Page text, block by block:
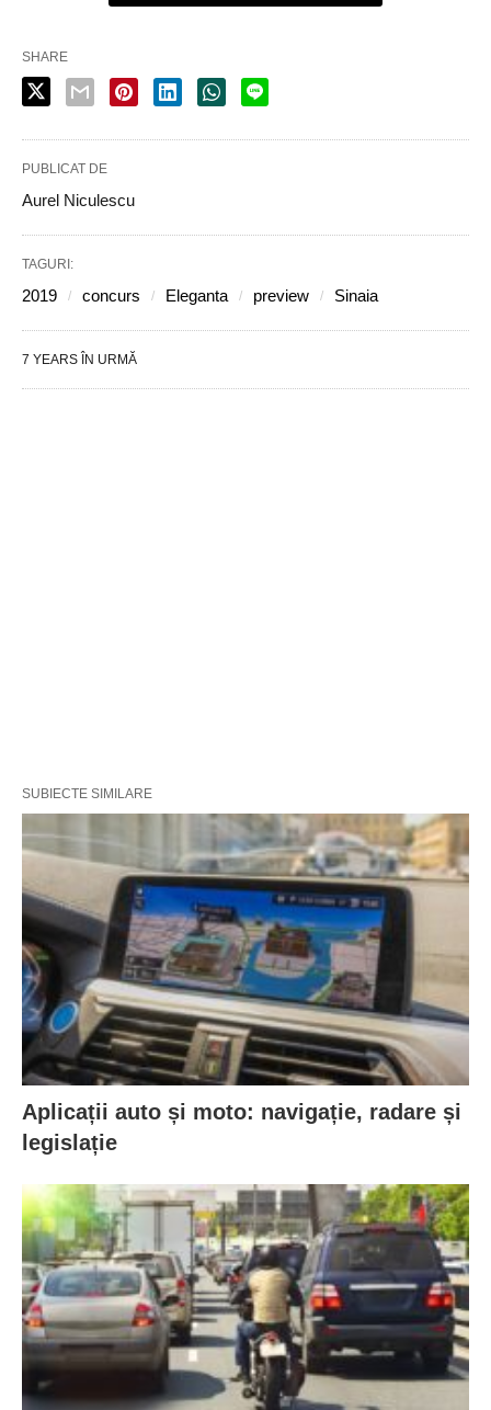
SHARE
PUBLICAT DE
Aurel Niculescu
TAGURI:
2019 concurs Eleganta preview Sinaia
7 YEARS ÎN URMĂ
SUBIECTE SIMILARE
Aplicații auto și moto: navigație, radare și
legislație